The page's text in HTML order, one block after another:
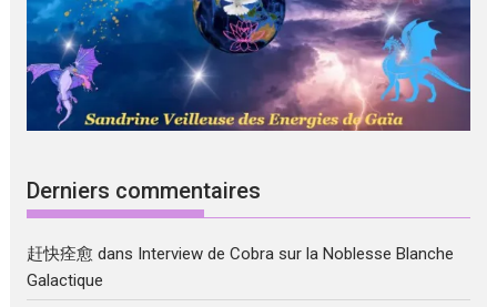
Derniers commentaires
赶快痊愈 dans Interview de Cobra sur la Noblesse Blanche
Galactique